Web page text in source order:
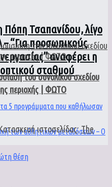
Τσαπανίδου, λίγο
– “Για προσωπικούς
αναφέρει η
σταθμού
του συνολικού σχεδίου
περιοχής | ΦΩΤΟ
ιστοσελίδας:The